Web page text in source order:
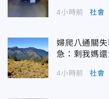
4小時前 社會
婦爬八通關
急：剩我媽還
4小時前 社會